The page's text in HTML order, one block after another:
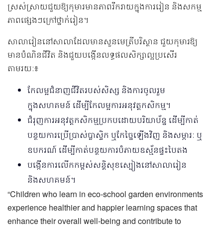
ស្រស់ស្រាយជួយឱ្យកុមារមានភាពរីករាយក្នុងការរៀន និងសកម្ម
ភាពផ្សេងៗក្រៅថ្នាក់រៀន។
សាលារៀននៅសាលាដែលមានសួនមេត្រីបរិស្ថាន ជួយកុមារឱ្យ
មានបំណិនជីវិត និងជួយបង្កើនលទ្ធផលសិក្សាល្អប្រសើរ
តាមរយៈ៖
កែលម្អជំនាញជីវិតរបស់សិស្ស និងការចូលរួម
ក្នុងសហគមន៍ ដើម្បីកែលម្អការអនុវត្តកសិកម្ម។
ជំរុញការអនុវត្តកសិកម្មប្រកបដោយបរិយាប័ន្ន ដើម្បីកាត់
បន្ថយការប្រើប្រាស់ប្លាស្ទិក ឬកែច្នៃឡើងវិញ និងសម្ភារៈ ឬ
ឧបករណ៍ ដើម្បីកាត់បន្ថយការបំភាយឧស្ម័នផ្ទះបៃតង
បង្កើនការលើកកម្ពស់សន្តិសុខស្បៀងនៅសាលារៀន
និងសហគមន៍។
“Children who learn in eco‑school garden environments
experience healthier and happier learning spaces that
enhance their overall well‑being and contribute to